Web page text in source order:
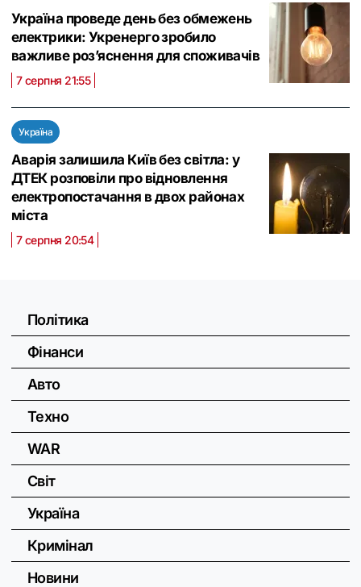
Україна проведе день без обмежень
електрики: Укренерго зробило
важливе роз’яснення для споживачів
7 серпня 21:55
Україна
Аварія залишила Київ без світла: у
ДТЕК розповіли про відновлення
електропостачання в двох районах
міста
7 серпня 20:54
Політика
Фінанси
Авто
Техно
WAR
Світ
Україна
Кримінал
Новини